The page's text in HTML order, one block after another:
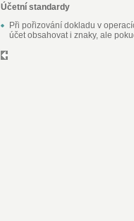
Účetní standardy
Při pořizování dokladu v
účet obsahovat i znaky, ale